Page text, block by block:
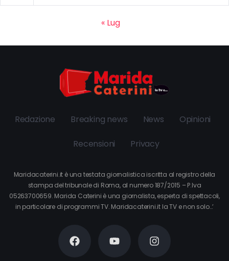
« Lug
Redazione Breaking news News Opinioni
Recensioni Privacy
Maridacaterini.it è una testata giornalistica iscritta al registro della
stampa del tribunale di Roma, al numero 187/2015 – P.Iva
05263700659. Marida Caterini è una giornalista, esperta di spettacoli,
in particolare di programmi TV. Maridacaterini.it la TV e non solo…’